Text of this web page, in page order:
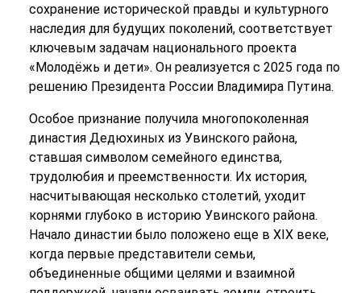
сохранение исторической правды и культурного
наследия для будущих поколений, соответствует
ключевым задачам национального проекта
«Молодёжь и дети». Он реализуется с 2025 года по
решению Президента России Владимира Путина.
Особое признание получила многопоколенная
династия Дедюхиных из Увинского района,
ставшая символом семейного единства,
трудолюбия и преемственности. Их история,
насчитывающая несколько столетий, уходит
корнями глубоко в историю Увинского района.
Начало династии было положено еще в XIX веке,
когда первые представители семьи,
объединенные общими целями и взаимной